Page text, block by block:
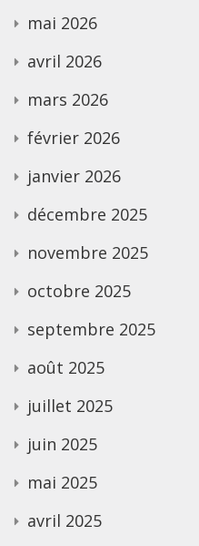
mai 2026
avril 2026
mars 2026
février 2026
janvier 2026
décembre 2025
novembre 2025
octobre 2025
septembre 2025
août 2025
juillet 2025
juin 2025
mai 2025
avril 2025